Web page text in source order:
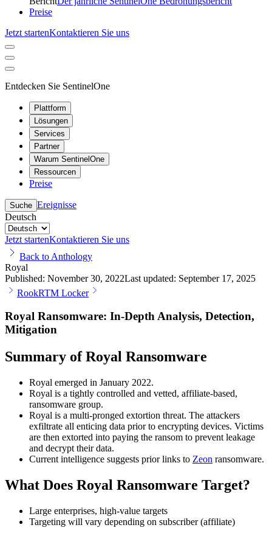
Preise
Jetzt startenKontaktieren Sie uns
Entdecken Sie SentinelOne
Plattform
Lösungen
Services
Partner
Warum SentinelOne
Ressourcen
Preise
Suche Ereignisse
Deutsch
Jetzt startenKontaktieren Sie uns
Back to Anthology
Royal
Published: November 30, 2022Last updated: September 17, 2025
RookRTM Locker
Royal Ransomware: In-Depth Analysis, Detection,
Mitigation
Summary of Royal Ransomware
Royal emerged in January 2022.
Royal is a tightly controlled and vetted, affiliate-based,
ransomware group.
Royal is a multi-pronged extortion threat. The attackers
exfiltrate all enticing data prior to encrypting devices. Victims
are then extorted into paying the ransom to prevent leakage
and decrypt their data.
Current intelligence suggests prior links to Zeon ransomware.
What Does Royal Ransomware Target?
Large enterprises, high-value targets
Targeting will vary depending on subscriber (affiliate)